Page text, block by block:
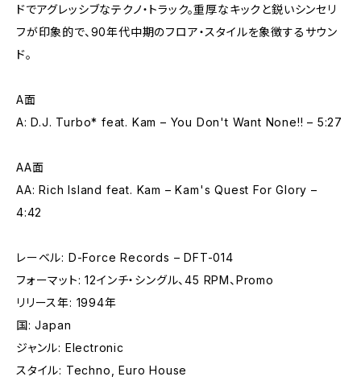
ドでアグレッシブなテクノ・トラック。重厚なキックと鋭いシンセリ
フが印象的で、90年代中期のフロア・スタイルを象徴するサウン
ド。
A面
A: D.J. Turbo* feat. Kam – You Don't Want None!! – 5:27
AA面
AA: Rich Island feat. Kam – Kam's Quest For Glory –
4:42
レーベル: D-Force Records – DFT-014
フォーマット: 12インチ・シングル、45 RPM、Promo
リリース年: 1994年
国: Japan
ジャンル: Electronic
スタイル: Techno, Euro House